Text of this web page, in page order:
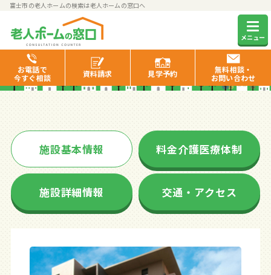
富士市の老人ホームの検索は老人ホームの窓口へ
メニュー
お電話で
今すぐ相談
資料請求 見学予約
無料相談・
お問い合わせ
ベストライフ富士
施設基本情報 料金介護医療体制
施設詳細情報 交通・アクセス